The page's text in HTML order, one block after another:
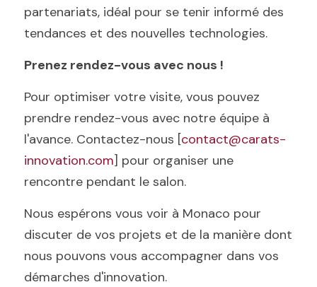
partenariats, idéal pour se tenir informé des
tendances et des nouvelles technologies.
Prenez rendez-vous avec nous !
Pour optimiser votre visite, vous pouvez
prendre rendez-vous avec notre équipe à
l'avance. Contactez-nous [contact@carats-
innovation.com] pour organiser une
rencontre pendant le salon.
Nous espérons vous voir à Monaco pour
discuter de vos projets et de la manière dont
nous pouvons vous accompagner dans vos
démarches d'innovation.